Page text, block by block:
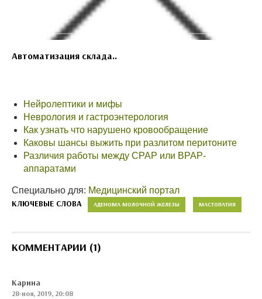
Автоматизация склада..
Нейролептики и мифы
Неврология и гастроэнтерология
Как узнать что нарушено кровообращение
Каковы шансы выжить при разлитом перитоните
Различия работы между CPAP или BPAP-
аппаратами
Специально для: Медицинский портал
КЛЮЧЕВЫЕ СЛОВА АДЕНОМА МОЛОЧНОЙ ЖЕЛЕЗЫ МАСТОПАТИЯ
КОММЕНТАРИИ (1)
Карина
28-ноя, 2019, 20:08